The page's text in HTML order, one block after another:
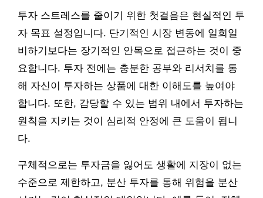
투자 스트레스를 줄이기 위한 첫걸음은 현실적인 투
자 목표 설정입니다. 단기적인 시장 변동에 일희일
비하기보다는 장기적인 안목으로 접근하는 것이 중
요합니다. 투자 전에는 충분한 공부와 리서치를 통
해 자신이 투자하는 상품에 대한 이해도를 높여야
합니다. 또한, 감당할 수 있는 범위 내에서 투자하는
원칙을 지키는 것이 심리적 안정에 큰 도움이 됩니
다.
구체적으로는 투자금을 잃어도 생활에 지장이 없는
수준으로 제한하고, 분산 투자를 통해 위험을 분산